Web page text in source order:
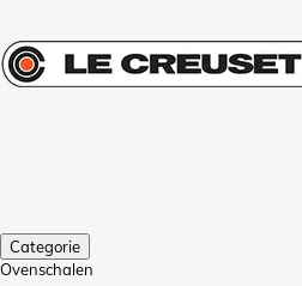
Categorie
Ovenschalen